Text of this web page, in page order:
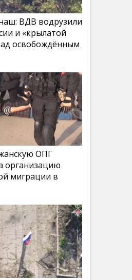
ВДВ водрузили
и «крылатой
освобождённым
ОПГ
организацию
миграции в